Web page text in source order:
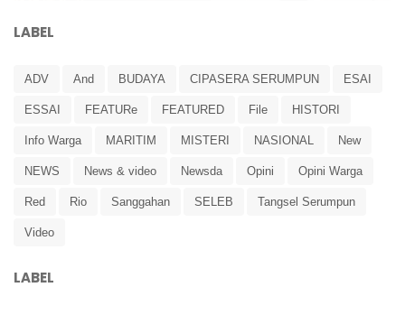
LABEL
ADV And BUDAYA CIPASERA SERUMPUN ESAI
ESSAI FEATURe FEATURED File HISTORI
Info Warga MARITIM MISTERI NASIONAL New
NEWS News & video Newsda Opini Opini Warga
Red Rio Sanggahan SELEB Tangsel Serumpun
Video
LABEL